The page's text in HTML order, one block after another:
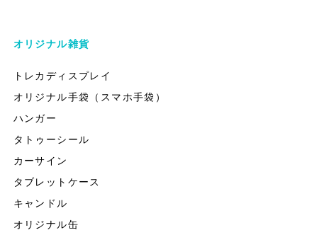
オリジナル雑貨
トレカディスプレイ
オリジナル手袋（スマホ手袋）
ハンガー
タトゥーシール
カーサイン
タブレットケース
キャンドル
オリジナル缶